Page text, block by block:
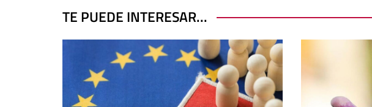
TE PUEDE INTERESAR...